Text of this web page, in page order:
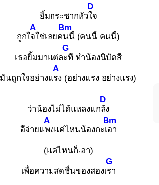
ยิ้มกระชากหัว
D
ใจ
ถูกใ
A
จใช่เลยค
Bm
นนี้ (คนนี้ คนนี้)
เธอยิ้มมาแต่ล
G
ะที ทำน้องนิบัดสี
มันถูกใจอย่างแ
A
รง (อย่างแรง อย่างแรง)
ว่าน้องไม่ได้แหลงแก
D
ล้ง
อีจ่ายแ
A
พงแค่ไหนน้องกะเ
Bm
อา
(แค่ไหนก็เอา)
เพื่อความสดชื่นของสองเ
G
รา